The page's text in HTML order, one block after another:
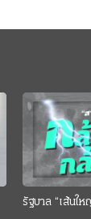
รัฐบาล “เส้นให